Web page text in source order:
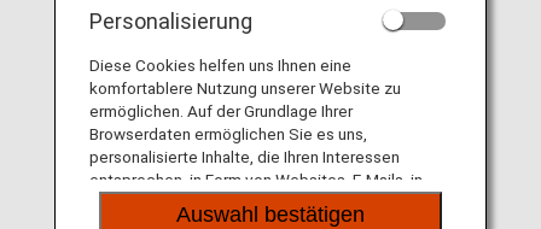
Personalisierung
Diese Cookies helfen uns Ihnen eine
komfortablere Nutzung unserer Website zu
ermöglichen. Auf der Grundlage Ihrer
Browserdaten ermöglichen Sie es uns,
personalisierte Inhalte, die Ihren Interessen
entsprechen, in Form von Websites, E-Mails, in
sozialen Medien und Werbung anzubieten.
Auswahl bestätigen